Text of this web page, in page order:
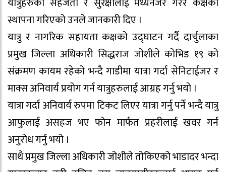
स्थापना गरिएको उनले जानकारी दिए ।
यात्रु र नागरिक सहायता कक्षको उद्घाटन गर्दै दार्चुलाका
प्रमुख जिल्ला अधिकारी सिद्धराज जोशीले कोभिड १९ को
संक्रमण कायम रहेको भन्दै गाडीमा यात्रा गर्दा सेनिटाईजर र
माक्स अनिवार्य प्रयोग गर्न यात्रुहरुलाई आग्रह गर्नु भयो ।
यात्रा गर्दा अनिवार्य रुपमा टिकट लिएर यात्रा गर्नु पर्ने भन्दै यात्रु
आफुलाई असहज भए फोन मार्फत प्रहरीलाई खवर गर्न
अनुरोध गर्नु भयो ।
साथै प्रमुख जिल्ला अधिकारी जोशीले तोकिएको भाडादर भन्दा